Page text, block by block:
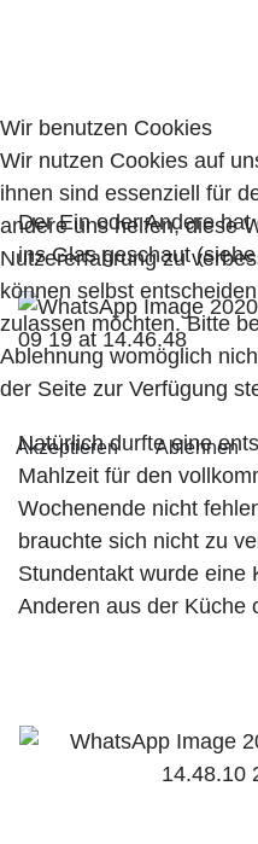
Der Ein oder Andere
ins Glas geschaut
Natürlich durfte eine
Mahlzeit für den
Wochenende nicht
brauchte sich nicht zu
Stundentakt wurde eine
Anderen aus der Küche
Wir benutzen Cookies
Wir nutzen Cookies auf
ihnen sind essenziell für
andere uns helfen, diese
Nutzererfahrung zu
können selbst
zulassen möchten. Bitte
Ablehnung womöglich
der Seite zur Verfügung
Akzeptieren Ablehnen